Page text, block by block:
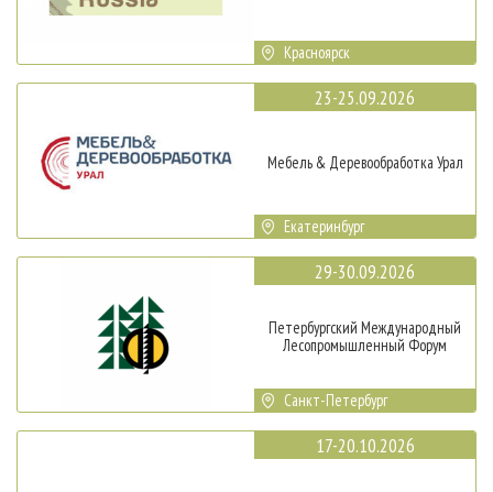
Красноярск
23-25.09.2026
Мебель & Деревообработка Урал
Екатеринбург
29-30.09.2026
Петербургский Международный
Лесопромышленный Форум
Санкт-Петербург
17-20.10.2026